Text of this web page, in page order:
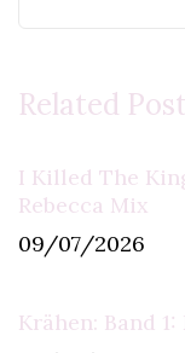
Related
I Killed The
Rebecca Mix
09/07/2026
Krähen: Band